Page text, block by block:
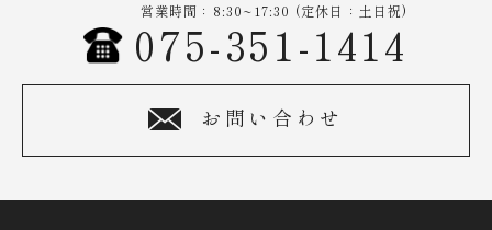
営業時間：8:30~17:30 (定休日：土日祝)
075-351-1414
お問い合わせ